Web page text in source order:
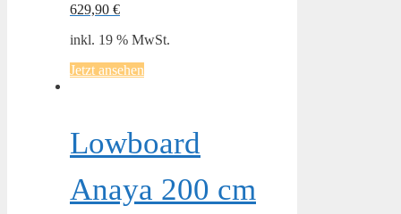
629,90 €
inkl. 19 % MwSt.
Jetzt ansehen
Lowboard
Anaya 200 cm